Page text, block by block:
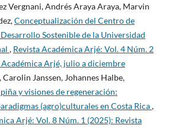
Vergnani, Andrés Araya Araya, Marvin
Conceptualización del Centro de
Sostenible de la Universidad
, Revista Académica Arjé: Vol. 4 Núm. 2
Académica Arjé, julio a diciembre
Carolin Janssen, Johannes Halbe,
y visiones de regeneración:
(agro)culturales en Costa Rica,
Arjé: Vol. 8 Núm. 1 (2025): Revista